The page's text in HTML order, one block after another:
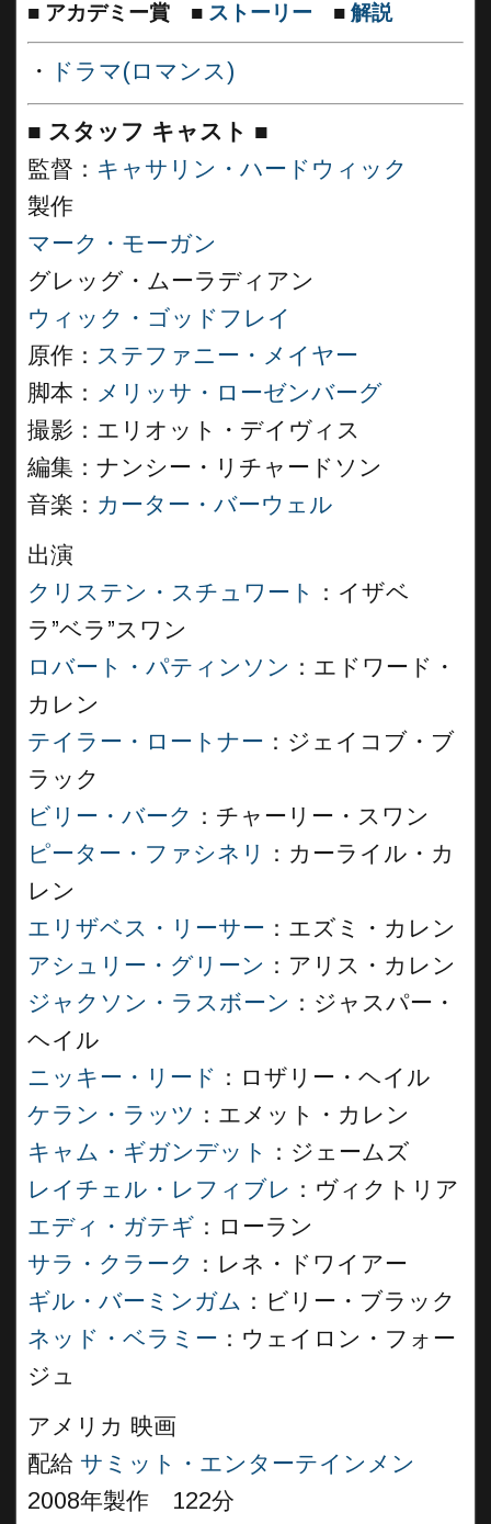
■ アカデミー賞 ■ ストーリー ■ 解説
・ ドラマ(ロマンス)
■ スタッフ キャスト ■
監督： キャサリン・ハードウィック
製作
マーク・モーガン
グレッグ・ムーラディアン
ウィック・ゴッドフレイ
原作： ステファニー・メイヤー
脚本： メリッサ・ローゼンバーグ
撮影：エリオット・デイヴィス
編集：ナンシー・リチャードソン
音楽： カーター・バーウェル
出演
クリステン・スチュワート
：イザベ
ラ”ベラ”スワン
ロバート・パティンソン ：エドワード・
カレン
テイラー・ロートナー ：ジェイコブ・ブ
ラック
ビリー・バーク ：チャーリー・スワン
ピーター・ファシネリ
：カーライル・カ
レン
エリザベス・リーサー ：エズミ・カレン
アシュリー・グリーン ：アリス・カレン
ジャクソン・ラスボーン ：ジャスパー・
ヘイル
ニッキー・リード ：ロザリー・ヘイル
ケラン・ラッツ ：エメット・カレン
キャム・ギガンデット
：ジェームズ
レイチェル・レフィブレ ：ヴィクトリア
エディ・ガテギ ：ローラン
サラ・クラーク ：レネ・ドワイアー
ギル・バーミンガム ：ビリー・ブラック
ネッド・ベラミー ：ウェイロン・フォー
ジュ
アメリカ 映画
配給 サミット・エンターテインメン
2008年製作 122分